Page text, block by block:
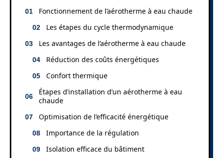
Fonctionnement de l’aérotherme à eau chaude
Les étapes du cycle thermodynamique
Les avantages de l’aérotherme à eau chaude
Réduction des coûts énergétiques
Confort thermique
Étapes d’installation d’un aérotherme à eau
chaude
Optimisation de l’efficacité énergétique
Importance de la régulation
Isolation efficace du bâtiment